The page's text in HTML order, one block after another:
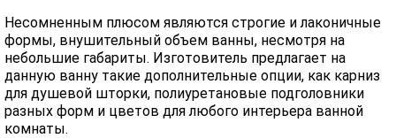
Несомненным плюсом являются строгие и лаконичные
формы, внушительный объем ванны, несмотря на
небольшие габариты. Изготовитель предлагает на
данную ванну такие дополнительные опции, как карниз
для душевой шторки, полиуретановые подголовники
разных форм и цветов для любого интерьера ванной
комнаты.